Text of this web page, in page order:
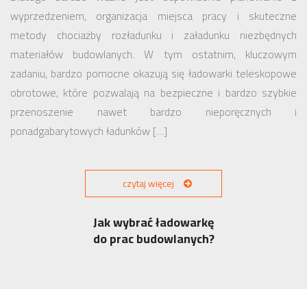
wyprzedzeniem, organizacja miejsca pracy i skuteczne
metody chociażby rozładunku i załadunku niezbędnych
materiałów budowlanych. W tym ostatnim, kluczowym
zadaniu, bardzo pomocne okazują się ładowarki teleskopowe
obrotowe, które pozwalają na bezpieczne i bardzo szybkie
przenoszenie nawet bardzo nieporęcznych i
ponadgabarytowych ładunków […]
czytaj więcej
Jak wybrać ładowarkę
do prac budowlanych?